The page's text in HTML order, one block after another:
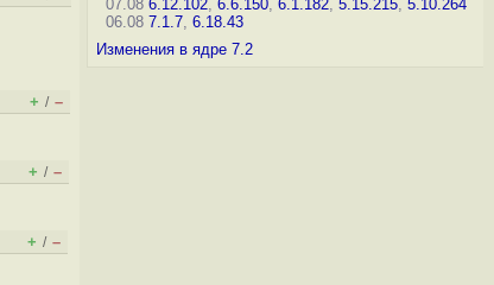
+ / –
+ / –
+ / –
07.08 6.12.102, 6.6.150, 6.1.182, 5.15.215, 5.10.264
06.08 7.1.7, 6.18.43
Изменения в ядре 7.2